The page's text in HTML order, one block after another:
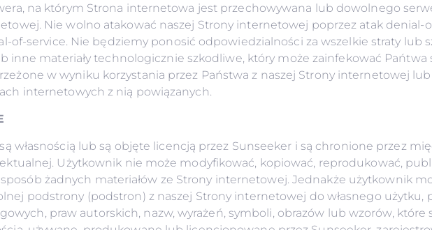
na którym Strona internetowa jest przechowywana lub dowolnego
Nie wolno atakować naszej Strony internetowej poprzez atak
of-service. Nie będziemy ponosić odpowiedzialności za wszelkie straty lub
inne materiały technologicznie szkodliwe, który może zainfekować
w wyniku korzystania przez Państwa z naszej Strony internetowej
internetowych z nią powiązanych.
własnością lub są objęte licencją przez Sunseeker i są chronione przez
Użytkownik nie może modyfikować, kopiować, reprodukować,
żadnych materiałów ze Strony internetowej. Jednakże użytkownik
podstrony (podstron) z naszej Strony internetowej do własnego użytku,
praw autorskich, nazw, wyrażeń, symboli, obrazów lub wzorów, które